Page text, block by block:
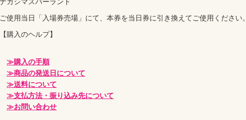
ご使用当日「入場券売場」にて、本券を当日券に引き換えてご使用ください。
【購入のヘルプ】
≫購入の手順
≫商品の発送日について
≫送料について
≫支払方法・振り込み先について
≫お問い合わせ